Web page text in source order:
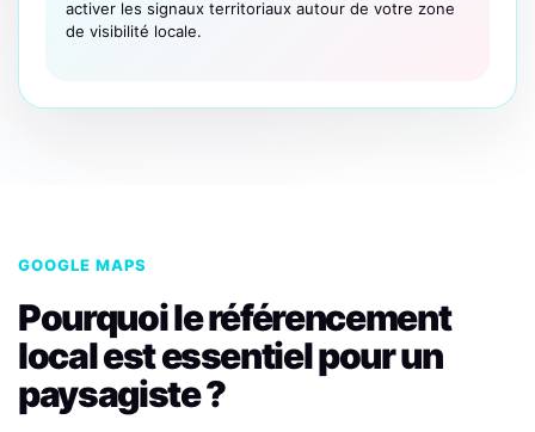
activer les signaux territoriaux autour de votre zone
de visibilité locale.
GOOGLE MAPS
Pourquoi le référencement
local est essentiel pour un
paysagiste ?